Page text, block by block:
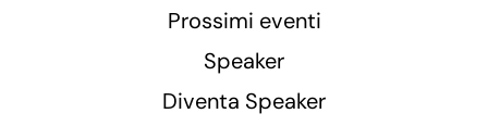
Prossimi eventi
Speaker
Diventa Speaker